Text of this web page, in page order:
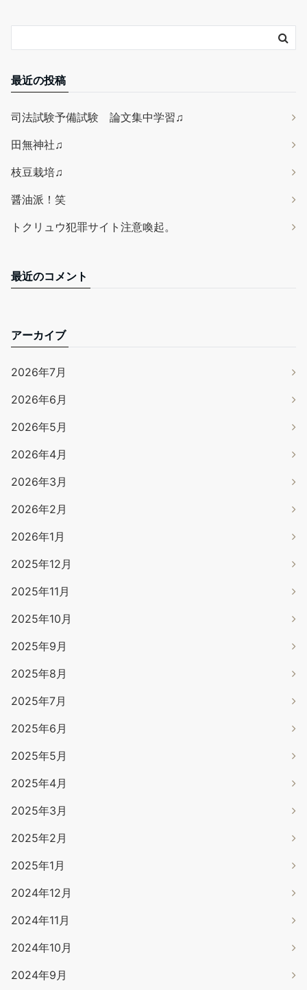
最近の投稿
司法試験予備試験 論文集中学習♫
田無神社♫
枝豆栽培♫
醤油派！笑
トクリュウ犯罪サイト注意喚起。
最近のコメント
アーカイブ
2026年7月
2026年6月
2026年5月
2026年4月
2026年3月
2026年2月
2026年1月
2025年12月
2025年11月
2025年10月
2025年9月
2025年8月
2025年7月
2025年6月
2025年5月
2025年4月
2025年3月
2025年2月
2025年1月
2024年12月
2024年11月
2024年10月
2024年9月